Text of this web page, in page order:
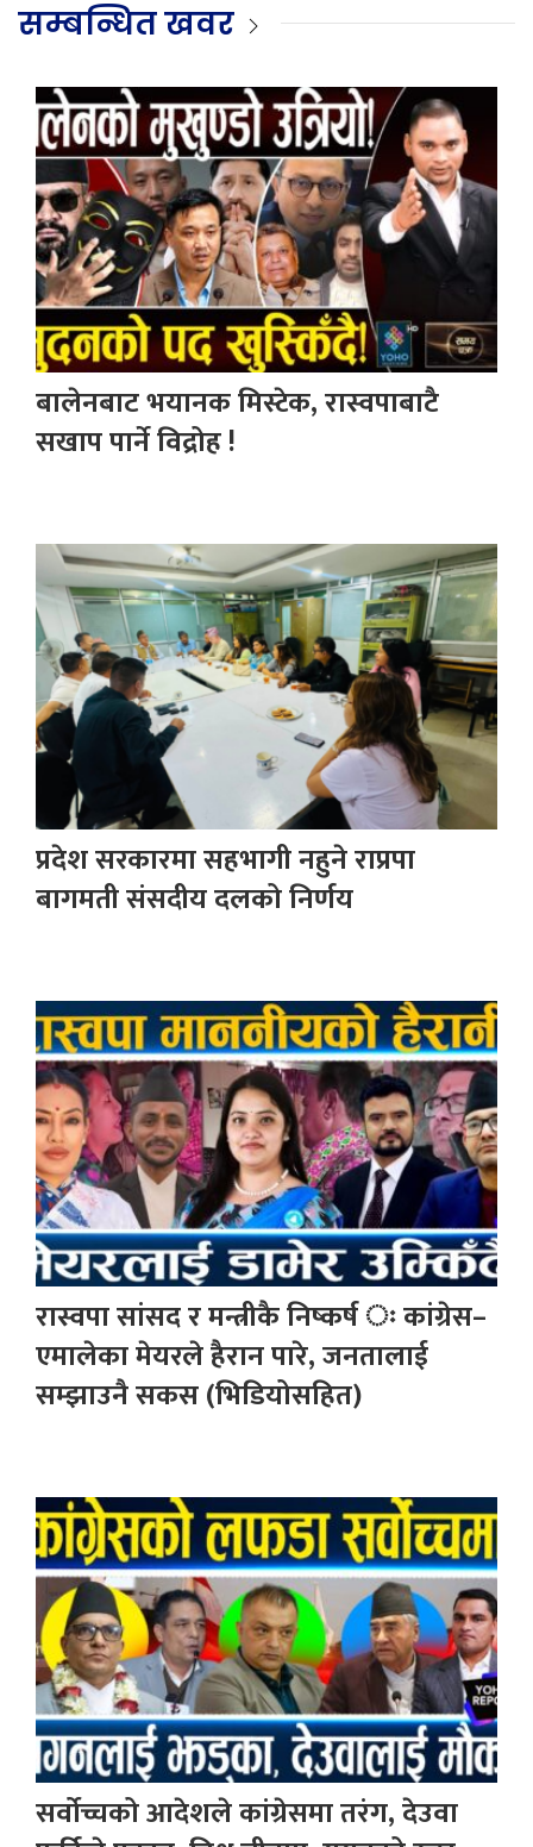
सम्बन्धित खवर
बालेनबाट भयानक मिस्टेक, रास्वपाबाटै
सखाप पार्ने विद्रोह !
प्रदेश सरकारमा सहभागी नहुने राप्रपा
बागमती संसदीय दलको निर्णय
रास्वपा सांसद र मन्त्रीकै निष्कर्ष ः कांग्रेस–
एमालेका मेयरले हैरान पारे, जनतालाई
सम्झाउनै सकस (भिडियोसहित)
सर्वोच्चको आदेशले कांग्रेसमा तरंग, देउवा